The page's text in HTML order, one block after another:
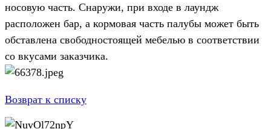
носовую часть. Снаружи, при входе в лаундж
расположен бар, а кормовая часть палубы может быть
обставлена свободностоящей мебелью в соответствии
со вкусами заказчика.
Возврат к списку